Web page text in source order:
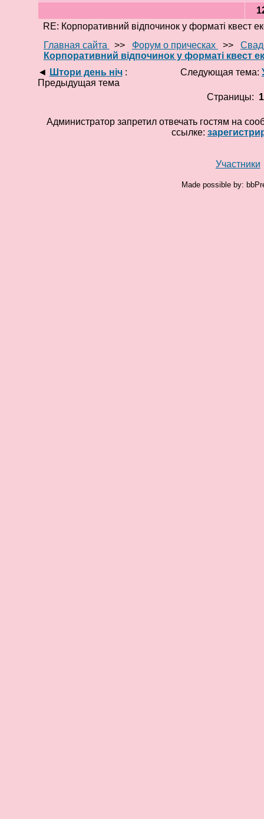
RE: Корпоративний відпочинок у форматі квест
Главная сайта
>> Форум о прическах >>
Корпоративний відпочинок у форматі квест
◄ Штори день ніч:
Предыдущая тема
Следующая тема:
Страницы: 1
Администратор запретил отвечать гостям на
ссылке:
Участники
Made possible by: